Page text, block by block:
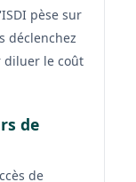
pèse sur
déclenchez
diluer le coût
de
de